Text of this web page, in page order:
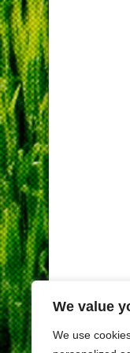
We value
We use